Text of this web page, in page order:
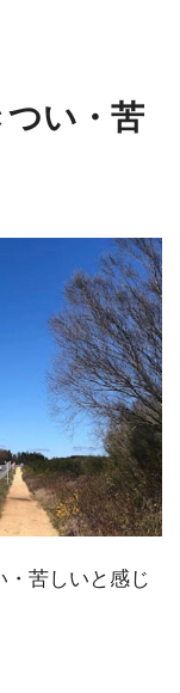
い・苦
苦しいと感じ